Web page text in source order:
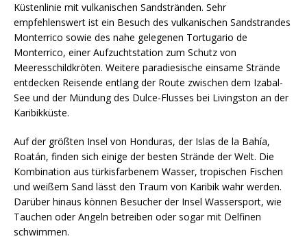
Küstenlinie mit vulkanischen Sandstränden. Sehr
empfehlenswert ist ein Besuch des vulkanischen Sandstrandes
Monterrico sowie des nahe gelegenen Tortugario de
Monterrico, einer Aufzuchtstation zum Schutz von
Meeresschildkröten. Weitere paradiesische einsame Strände
entdecken Reisende entlang der Route zwischen dem Izabal-
See und der Mündung des Dulce-Flusses bei Livingston an der
Karibikküste.
Auf der größten Insel von Honduras, der Islas de la Bahía,
Roatán, finden sich einige der besten Strände der Welt. Die
Kombination aus türkisfarbenem Wasser, tropischen Fischen
und weißem Sand lässt den Traum von Karibik wahr werden.
Darüber hinaus können Besucher der Insel Wassersport, wie
Tauchen oder Angeln betreiben oder sogar mit Delfinen
schwimmen.